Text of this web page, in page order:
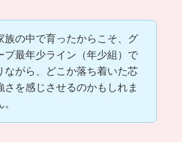
族の中で育ったからこそ、グ
プ最年少ライン（年少組）で
ながら、どこか落ち着いた芯
さを感じさせるのかもしれま